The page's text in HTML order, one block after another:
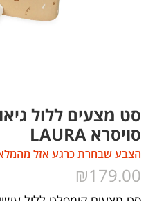
סט מצעים ללול
סויסרא LAURA
₪ 179.00